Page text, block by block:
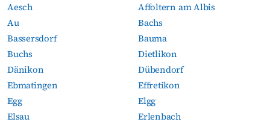
Aesch
Affoltern am Albis
Au
Bachs
Bassersdorf
Bauma
Buchs
Dietlikon
Dänikon
Dübendorf
Ebmatingen
Effretikon
Egg
Elgg
Elsau
Erlenbach